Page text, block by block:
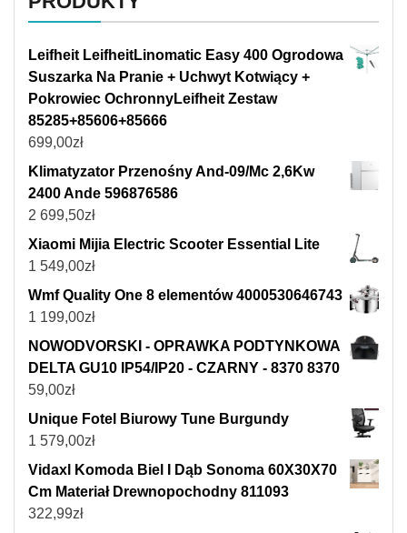
Leifheit LeifheitLinomatic Easy 400 Ogrodowa
Suszarka Na Pranie + Uchwyt Kotwiący +
Pokrowiec OchronnyLeifheit Zestaw
85285+85606+85666
699,00zł
Klimatyzator Przenośny And-09/Mc 2,6Kw
2400 Ande 596876586
2 699,50zł
Xiaomi Mijia Electric Scooter Essential Lite
1 549,00zł
Wmf Quality One 8 elementów 4000530646743
1 199,00zł
NOWODVORSKI - OPRAWKA PODTYNKOWA
DELTA GU10 IP54/IP20 - CZARNY - 8370 8370
59,00zł
Unique Fotel Biurowy Tune Burgundy
1 579,00zł
Vidaxl Komoda Biel I Dąb Sonoma 60X30X70
Cm Materiał Drewnopochodny 811093
322,99zł